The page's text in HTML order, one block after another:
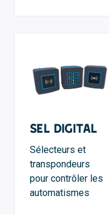
SEL Digital
Sélecteurs et
transpondeurs
pour contrôler les
automatismes